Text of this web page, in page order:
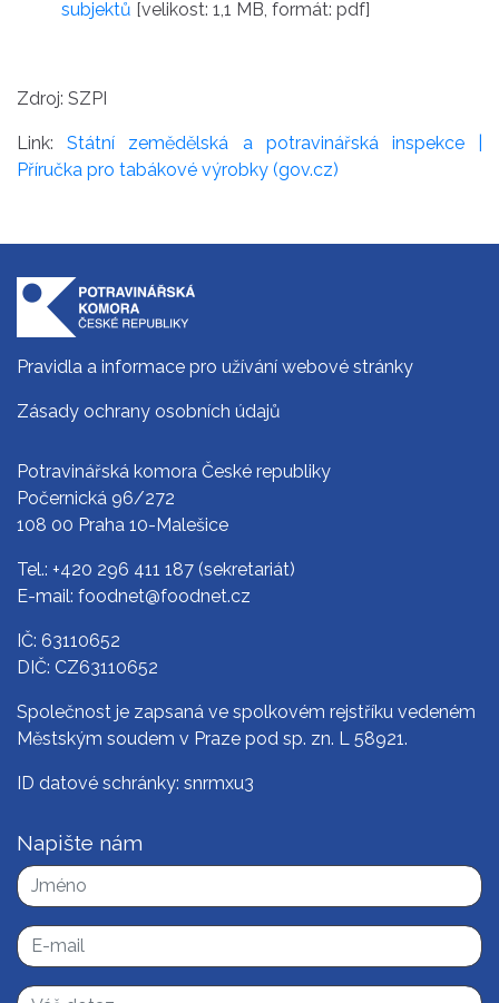
subjektů [velikost: 1,1 MB, formát: pdf]
Zdroj: SZPI
Link:Státní zemědělská a potravinářská inspekce |
Příručka pro tabákové výrobky (gov.cz)
Pravidla a informace pro užívání webové stránky
Zásady ochrany osobních údajů
Potravinářská komora České republiky
Počernická 96/272
108 00 Praha 10-Malešice
Tel.: +420 296 411 187 (sekretariát)
E-mail: foodnet@foodnet.cz
IČ: 63110652
DIČ: CZ63110652
Společnost je zapsaná ve spolkovém rejstříku vedeném
Městským soudem v Praze pod sp. zn. L 58921.
ID datové schránky: snrmxu3
Napište nám